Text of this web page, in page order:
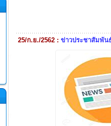
25/ก.ย./2562 : ข่าวประชาสัมพัน